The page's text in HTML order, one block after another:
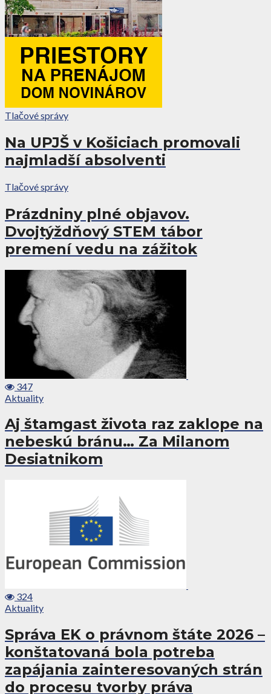
Tlačové správy
Na UPJŠ v Košiciach promovali
najmladší absolventi
Tlačové správy
Prázdniny plné objavov.
Dvojtýždňový STEM tábor
premení vedu na zážitok
347
Aktuality
Aj štamgast života raz zaklope na
nebeskú bránu… Za Milanom
Desiatnikom
324
Aktuality
Správa EK o právnom štáte 2026 –
konštatovaná bola potreba
zapájania zainteresovaných strán
do procesu tvorby práva